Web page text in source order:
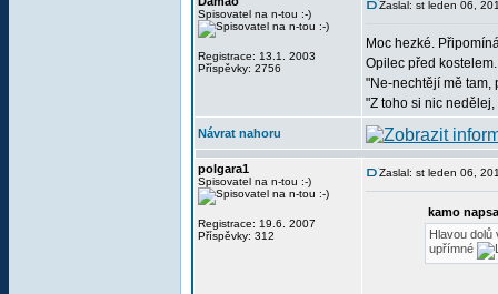
Spisovatel na n-tou :-)
Registrace: 13.1. 2003
Příspěvky: 2756
Zaslal: st leden 06,
Moc hezké.
Opilec před
"Ne-nechtějí mě tam,
"Z toho si nic
Návrat nahoru
polgara1
Spisovatel na n-tou :-)
Registrace: 19.6. 2007
Příspěvky: 312
Zaslal: st leden 06,
kamo
Hlavou dolů
upřímné